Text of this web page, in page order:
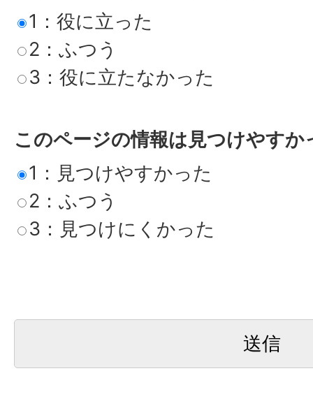
1：役に立った
2：ふつう
3：役に立たなかった
このページの情報は見つけやすか
1：見つけやすかった
2：ふつう
3：見つけにくかった